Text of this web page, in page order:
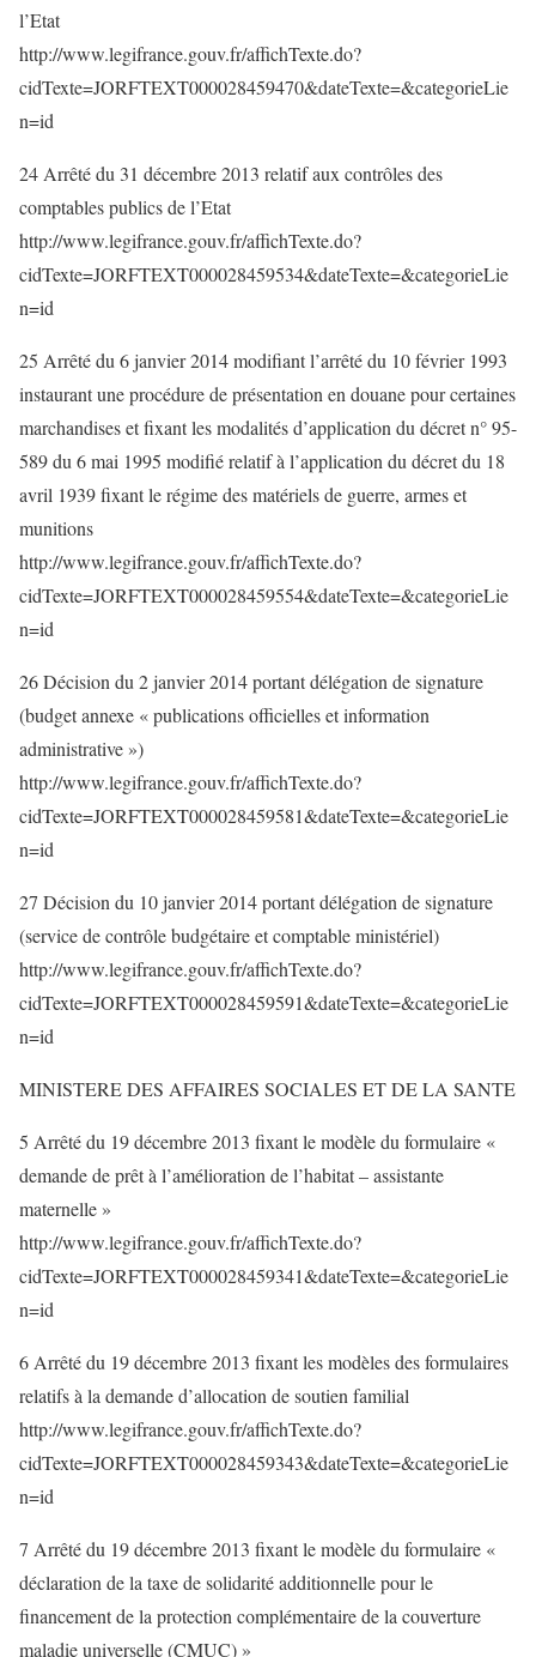
l’Etat
http://www.legifrance.gouv.fr/affichTexte.do?
cidTexte=JORFTEXT000028459470&dateTexte=&categorieLie
n=id
24 Arrêté du 31 décembre 2013 relatif aux contrôles des
comptables publics de l’Etat
http://www.legifrance.gouv.fr/affichTexte.do?
cidTexte=JORFTEXT000028459534&dateTexte=&categorieLie
n=id
25 Arrêté du 6 janvier 2014 modifiant l’arrêté du 10 février 1993
instaurant une procédure de présentation en douane pour certaines
marchandises et fixant les modalités d’application du décret n° 95-
589 du 6 mai 1995 modifié relatif à l’application du décret du 18
avril 1939 fixant le régime des matériels de guerre, armes et
munitions
http://www.legifrance.gouv.fr/affichTexte.do?
cidTexte=JORFTEXT000028459554&dateTexte=&categorieLie
n=id
26 Décision du 2 janvier 2014 portant délégation de signature
(budget annexe « publications officielles et information
administrative »)
http://www.legifrance.gouv.fr/affichTexte.do?
cidTexte=JORFTEXT000028459581&dateTexte=&categorieLie
n=id
27 Décision du 10 janvier 2014 portant délégation de signature
(service de contrôle budgétaire et comptable ministériel)
http://www.legifrance.gouv.fr/affichTexte.do?
cidTexte=JORFTEXT000028459591&dateTexte=&categorieLie
n=id
MINISTERE DES AFFAIRES SOCIALES ET DE LA SANTE
5 Arrêté du 19 décembre 2013 fixant le modèle du formulaire «
demande de prêt à l’amélioration de l’habitat – assistante
maternelle »
http://www.legifrance.gouv.fr/affichTexte.do?
cidTexte=JORFTEXT000028459341&dateTexte=&categorieLie
n=id
6 Arrêté du 19 décembre 2013 fixant les modèles des formulaires
relatifs à la demande d’allocation de soutien familial
http://www.legifrance.gouv.fr/affichTexte.do?
cidTexte=JORFTEXT000028459343&dateTexte=&categorieLie
n=id
7 Arrêté du 19 décembre 2013 fixant le modèle du formulaire «
déclaration de la taxe de solidarité additionnelle pour le
financement de la protection complémentaire de la couverture
maladie universelle (CMUC) »